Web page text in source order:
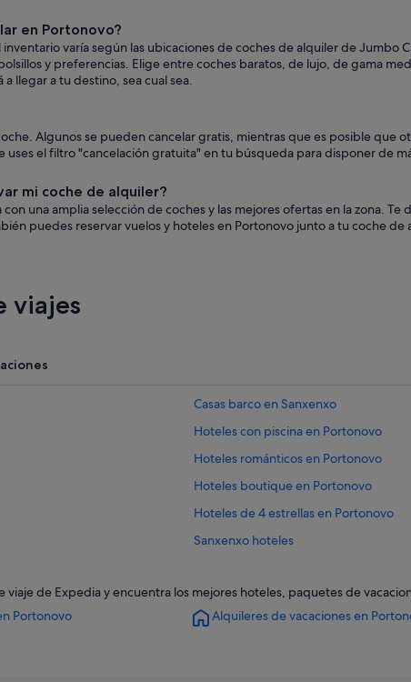
en Portonovo?
varía según las ubicaciones de coches de alquiler de Jumbo
y preferencias. Elige entre coches baratos, de lujo, de gama
llegar a tu destino, sea cual sea.
Algunos se pueden cancelar gratis, mientras que es posible que
el filtro "cancelación gratuita" en tu búsqueda para disponer de
mi coche de alquiler?
una amplia selección de coches y las mejores ofertas en la zona.
puedes reservar vuelos y hoteles en Portonovo junto a tu coche
viajes
Casas barco en Sanxenxo
Hoteles con piscina en Portonovo
Hoteles románticos en Portonovo
Hoteles boutique en Portonovo
Hoteles de 4 estrellas en Portonovo
Sanxenxo hoteles
Hoteles cerca de Playa de Montalvo
Hoteles con spa en Portonovo
viaje de Expedia y encuentra los mejores hoteles, paquetes de
Portonovo Alquileres de vacaciones en